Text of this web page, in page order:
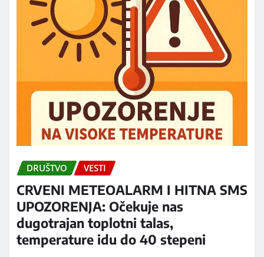
DRUŠTVO VESTI
CRVENI METEOALARM I HITNA SMS
UPOZORENJA: Očekuje nas
dugotrajan toplotni talas,
temperature idu do 40 stepeni